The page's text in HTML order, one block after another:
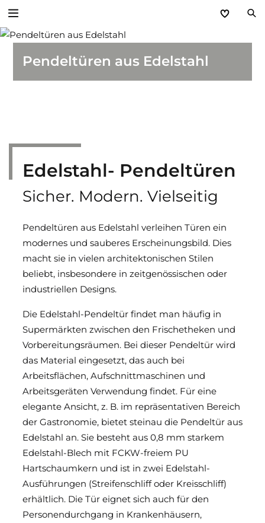
Spezialtüren
Rohrrahmenelemente
Multifunktionstüren
Stahl- und Edelstahltüren STS / STU
Funktionstüren für den Objektbau
Pendeltüren und Pendeltore
Isoliertüren
Pendeltüren aus Edelstahl
Edelstahl- Pendeltüren
Sicher. Modern. Vielseitig
Pendeltüren aus Edelstahl verleihen Türen ein
modernes und sauberes Erscheinungsbild. Dies
macht sie in vielen architektonischen Stilen
beliebt, insbesondere in zeitgenössischen oder
industriellen Designs.
Die Edelstahl-Pendeltür findet man häufig in
Supermärkten zwischen den Frischetheken und
Vorbereitungsräumen. Bei dieser Pendeltür wird
das Material eingesetzt, das auch bei
Arbeitsflächen, Aufschnittmaschinen und
Arbeitsgeräten Verwendung findet. Für eine
elegante Ansicht, z. B. im repräsentativen Bereich
der Gastronomie, bietet steinau die Pendeltür aus
Edelstahl an. Sie besteht aus 0,8 mm starkem
Edelstahl-Blech mit FCKW-freiem PU
Hartschaumkern und ist in zwei Edelstahl-
Ausführungen (Streifenschliff oder Kreisschliff)
erhältlich. Die Tür eignet sich auch für den
Personendurchgang in Krankenhäusern,